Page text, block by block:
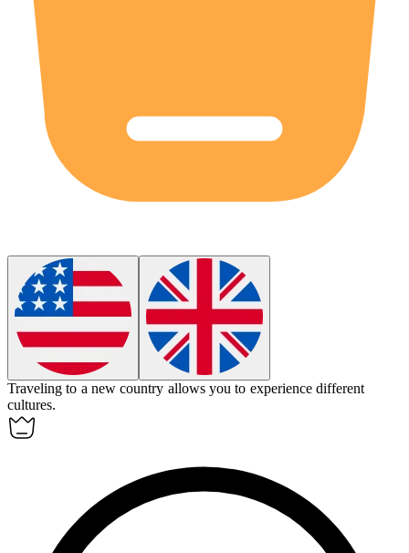
Traveling to a new country allows you to experience different
cultures.